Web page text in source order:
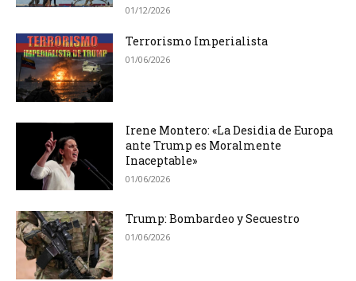
01/12/2026
Terrorismo Imperialista
01/06/2026
Irene Montero: «La Desidia de Europa
ante Trump es Moralmente
Inaceptable»
01/06/2026
Trump: Bombardeo y Secuestro
01/06/2026